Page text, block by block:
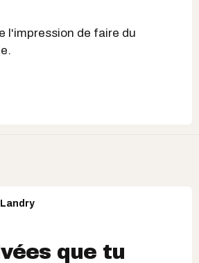
l'impression de faire du
que tu